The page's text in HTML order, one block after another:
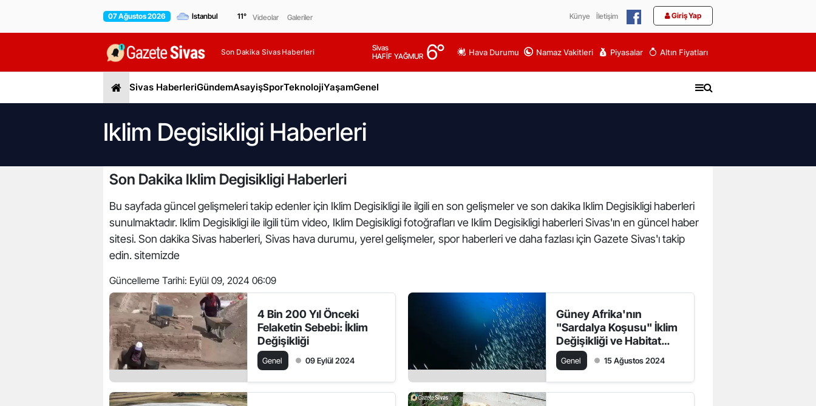
07 Ağustos 2026 11° Videolar Galeriler Künye İletişim Giriş Yap
Son Dakika Sivas Haberleri
Sivas
HAFİF YAĞMUR 6° Hava Durumu Namaz Vakitleri Piyasalar Altın Fiyatları
Sivas HaberleriGündemAsayişSporTeknolojiYaşamGenel
Iklim Degisikligi Haberleri
Son Dakika Iklim Degisikligi Haberleri
Bu sayfada güncel gelişmeleri takip edenler için Iklim Degisikligi ile ilgili en son gelişmeler ve son dakika Iklim Degisikligi haberleri
sunulmaktadır. Iklim Degisikligi ile ilgili tüm video, Iklim Degisikligi fotoğrafları ve Iklim Degisikligi haberleri Sivas'ın en güncel haber
sitesi. Son dakika Sivas haberleri, Sivas hava durumu, yerel gelişmeler, spor haberleri ve daha fazlası için Gazete Sivas'ı takip
edin. sitemizde
Güncelleme Tarihi: Eylül 09, 2024 06:09
4 Bin 200 Yıl Önceki
Felaketin Sebebi: İklim
Değişikliği
Genel 09 Eylül 2024
Güney Afrika'nın
"Sardalya Koşusu" İklim
Değişikliği ve Habitat
Tehditleri Altında
Genel 15 Ağustos 2024